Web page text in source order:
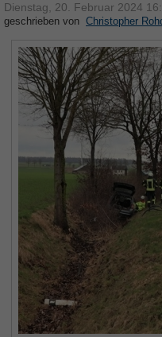
Dienstag, 20. Februar 2024
geschrieben von Christopher